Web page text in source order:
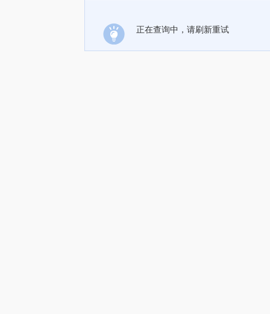
正在查询中，请刷新重试